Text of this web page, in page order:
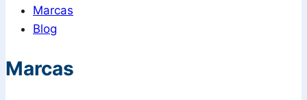
Marcas
Blog
Marcas